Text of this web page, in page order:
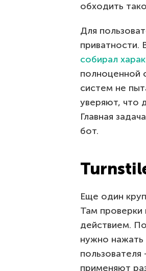
обходить
Для
приватности.
собирал
полноценной
систем не
уверяют, что
Главная
бот.
Еще один
Там
действием.
нужно нажать
пользователя
применяют